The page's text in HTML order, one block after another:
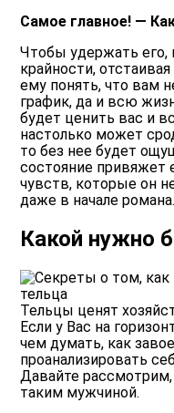
Самое главное! —
Чтобы удержать его,
крайности,
ему понять, что вам
график, да и всю
будет ценить вас и
настолько может
то без нее будет
состояние привяжет
чувств, которые он
даже в начале романа.
Какой нужно
Тельцы ценят
Если у Вас на
чем думать, как
проанализировать
Давайте
таким мужчиной.